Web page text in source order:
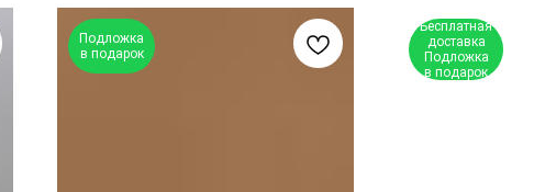
Подложка
в подарок
Бесплатная
доставка
Подложка
в подарок